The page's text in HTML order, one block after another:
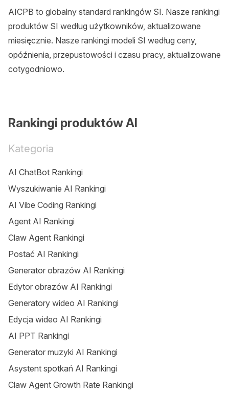
AICPB to globalny standard rankingów SI. Nasze rankingi
produktów SI według użytkowników, aktualizowane
miesięcznie. Nasze rankingi modeli SI według ceny,
opóźnienia, przepustowości i czasu pracy, aktualizowane
cotygodniowo.
Rankingi produktów AI
Kategoria
AI ChatBot Rankingi
Wyszukiwanie AI Rankingi
AI Vibe Coding Rankingi
Agent AI Rankingi
Claw Agent Rankingi
Postać AI Rankingi
Generator obrazów AI Rankingi
Edytor obrazów AI Rankingi
Generatory wideo AI Rankingi
Edycja wideo AI Rankingi
AI PPT Rankingi
Generator muzyki AI Rankingi
Asystent spotkań AI Rankingi
Claw Agent Growth Rate Rankingi